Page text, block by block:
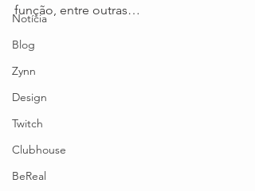
Notícia
Blog
Zynn
Design
Twitch
Clubhouse
BeReal
função, entre outras…